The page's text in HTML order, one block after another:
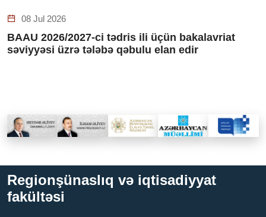
08 Jul 2026
BAAU 2026/2027-ci tədris ili üçün bakalavriat
səviyyəsi üzrə tələbə qəbulu elan edir
Regionşünaslıq və iqtisadiyyat
fakültəsi